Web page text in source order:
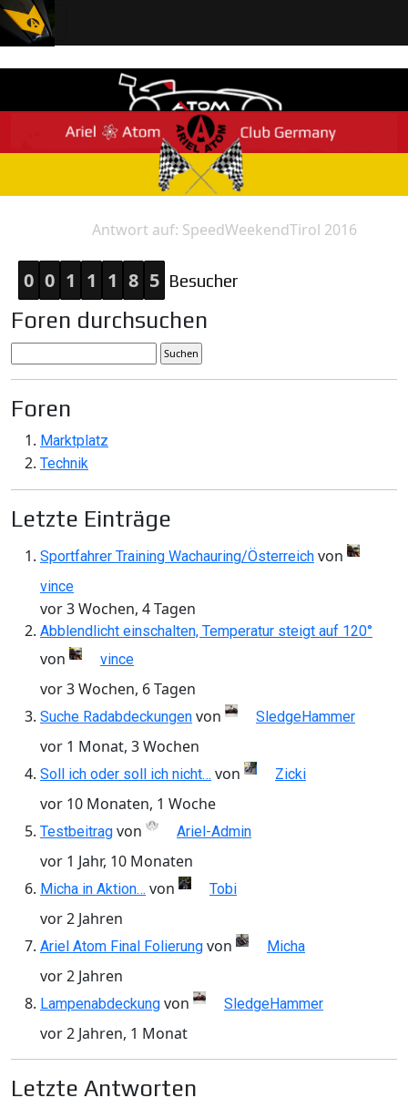
Antwort auf: SpeedWeekendTirol 2016
0 0 1 1 1 8 5 Besucher
Foren durchsuchen
Foren
Marktplatz
Technik
Letzte Einträge
Sportfahrer Training Wachauring/Österreich von
vince
vor 3 Wochen, 4 Tagen
Abblendlicht einschalten, Temperatur steigt auf 120°
von vince
vor 3 Wochen, 6 Tagen
Suche Radabdeckungen von SledgeHammer
vor 1 Monat, 3 Wochen
Soll ich oder soll ich nicht… von Zicki
vor 10 Monaten, 1 Woche
Testbeitrag von Ariel-Admin
vor 1 Jahr, 10 Monaten
Micha in Aktion… von Tobi
vor 2 Jahren
Ariel Atom Final Folierung von Micha
vor 2 Jahren
Lampenabdeckung von SledgeHammer
vor 2 Jahren, 1 Monat
Letzte Antworten